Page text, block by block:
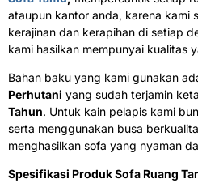
ataupun kantor anda, karena kami
kerajinan dan kerapihan di setiap
kami hasilkan mempunyai kualitas
Bahan baku yang kami gunakan
Perhutani yang sudah terjamin
Tahun. Untuk kain pelapis kami
serta menggunakan busa
menghasilkan sofa yang nyaman
Spesifikasi Produk Sofa Ruang